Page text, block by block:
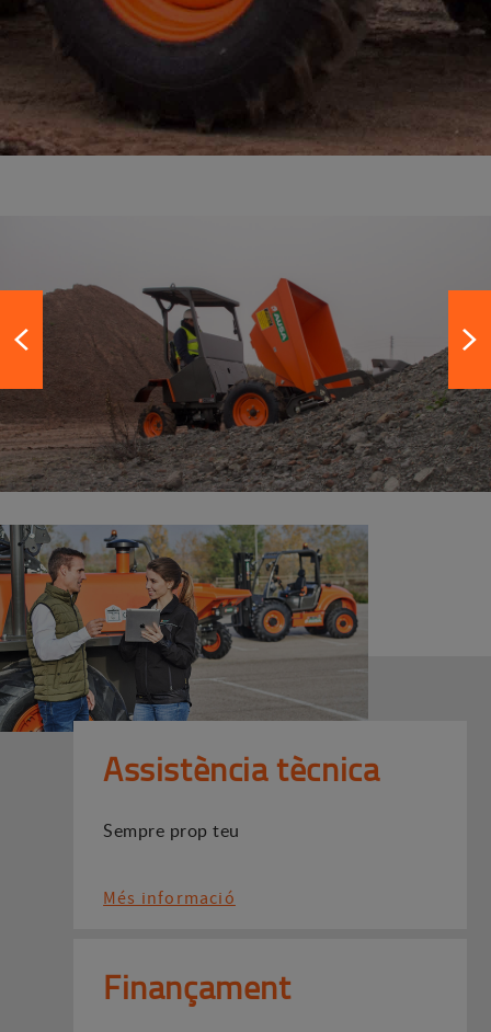
Assistència tècnica
Sempre prop teu
Més informació
Finançament